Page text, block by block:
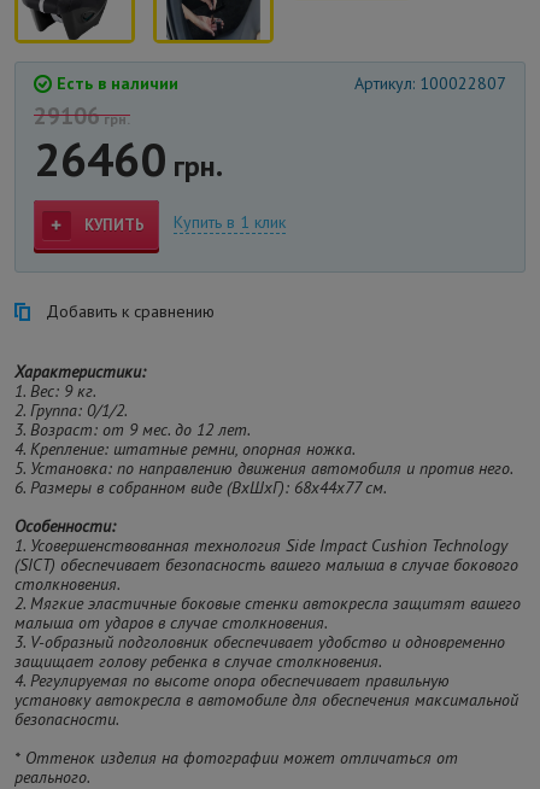
Есть в наличии Артикул: 100022807
29106грн.
26460 грн.
КУПИТЬ Купить в 1 клик
Добавить к сравнению
Характеристики:
1. Вес: 9 кг.
2. Группа: 0/1/2.
3. Возраст: от 9 мес. до 12 лет.
4. Крепление: штатные ремни, опорная ножка.
5. Установка: по направлению движения автомобиля и против него.
6. Размеры в собранном виде (ВxШxГ): 68х44х77 см.
Особенности:
1. Усовершенствованная технология Side Impact Cushion Technology
(SICT) обеспечивает безопасность вашего малыша в случае бокового
столкновения.
2. Мягкие эластичные боковые стенки автокресла защитят вашего
малыша от ударов в случае столкновения.
3. V-образный подголовник обеспечивает удобство и одновременно
защищает голову ребенка в случае столкновения.
4. Регулируемая по высоте опора обеспечивает правильную
установку автокресла в автомобиле для обеспечения максимальной
безопасности.
* Оттенок изделия на фотографии может отличаться от
реального.